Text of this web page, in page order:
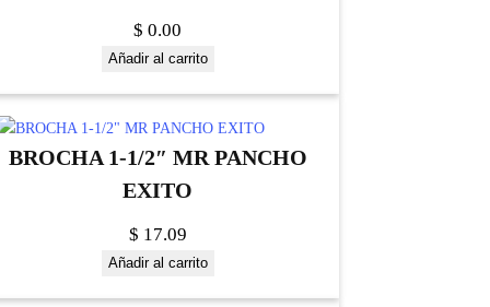
$ 0.00
Añadir al carrito
BROCHA 1-1/2″ MR PANCHO
EXITO
$ 17.09
Añadir al carrito